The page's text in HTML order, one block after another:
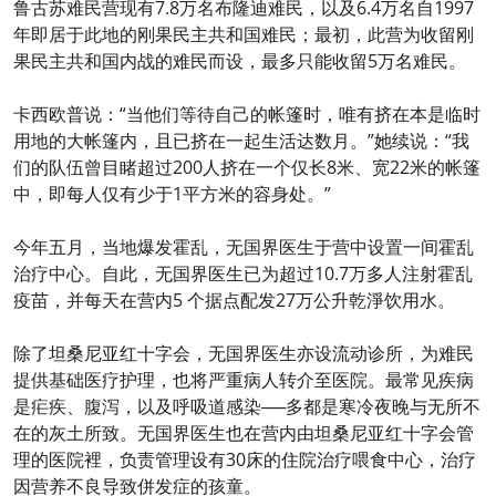
鲁古苏难民营现有7.8万名布隆迪难民，以及6.4万名自1997
年即居于此地的刚果民主共和国难民；最初，此营为收留刚
果民主共和国内战的难民而设，最多只能收留5万名难民。
卡西欧普说：“当他们等待自己的帐篷时，唯有挤在本是临时
用地的大帐篷内，且已挤在一起生活达数月。”她续说：“我
们的队伍曾目睹超过200人挤在一个仅长8米、宽22米的帐篷
中，即每人仅有少于1平方米的容身处。”
今年五月，当地爆发霍乱，无国界医生于营中设置一间霍乱
治疗中心。自此，无国界医生已为超过10.7万多人注射霍乱
疫苗，并每天在营内5 个据点配发27万公升乾淨饮用水。
除了坦桑尼亚红十字会，无国界医生亦设流动诊所，为难民
提供基础医疗护理，也将严重病人转介至医院。最常见疾病
是疟疾、腹泻，以及呼吸道感染──多都是寒冷夜晚与无所不
在的灰土所致。无国界医生也在营内由坦桑尼亚红十字会管
理的医院裡，负责管理设有30床的住院治疗喂食中心，治疗
因营养不良导致併发症的孩童。